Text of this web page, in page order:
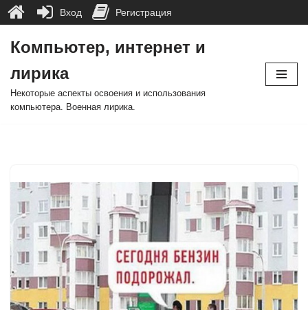
к
содержимому
Компьютер, интернет и
лирика
Некоторые аспекты освоения и использования
компьютера. Военная лирика.
Вход Регистрация